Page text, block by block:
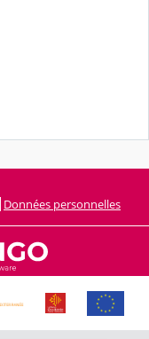
Données personnelles